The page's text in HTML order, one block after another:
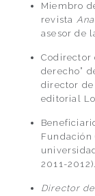
Miembro
revista
asesor de
Codirector
derecho”
director de
editorial
Fundación
2011-2012).
Director